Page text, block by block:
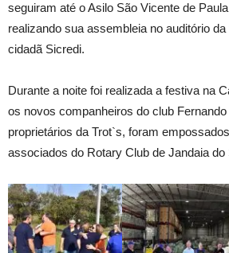
seguiram até o Asilo São Vicente de
realizando sua assembleia no auditório
cidadã Sicredi.
Durante a noite foi realizada a festiva na
os novos companheiros do club
proprietários da Trot`s, foram
associados do Rotary Club de Jandaia do